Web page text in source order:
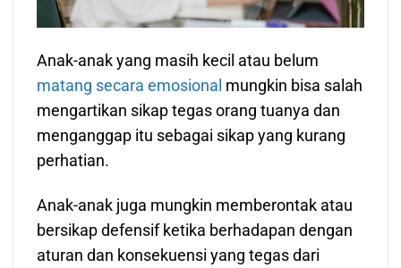
Anak-anak yang masih kecil atau belum
matang secara emosional mungkin bisa salah
mengartikan sikap tegas orang tuanya dan
menganggap itu sebagai sikap yang kurang
perhatian.
Anak-anak juga mungkin memberontak atau
bersikap defensif ketika berhadapan dengan
aturan dan konsekuensi yang tegas dari